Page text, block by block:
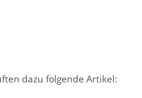
dazu folgende Artikel: